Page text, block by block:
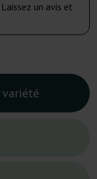
un avis et